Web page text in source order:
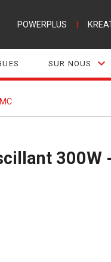
POWERPLUS
SUR NOUS
300W